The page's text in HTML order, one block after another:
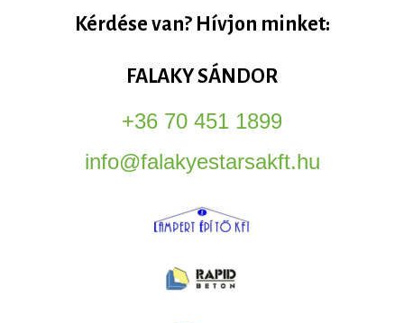
Kérdése van? Hívjon minket:
FALAKY SÁNDOR
+36 70 451 1899
info@falakyestarsakft.hu